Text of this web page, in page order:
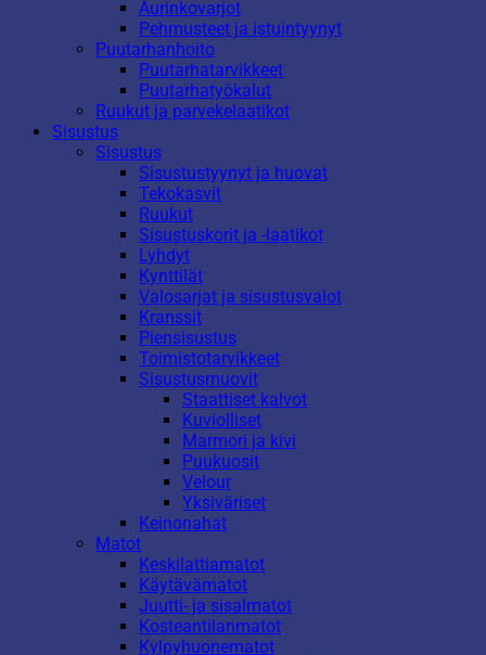
Aurinkovarjot
Pehmusteet ja istuintyynyt
Puutarhanhoito
Puutarhatarvikkeet
Puutarhatyökalut
Ruukut ja parvekelaatikot
Sisustus
Sisustus
Sisustustyynyt ja huovat
Tekokasvit
Ruukut
Sisustuskorit ja -laatikot
Lyhdyt
Kynttilät
Valosarjat ja sisustusvalot
Kranssit
Piensisustus
Toimistotarvikkeet
Sisustusmuovit
Staattiset kalvot
Kuviolliset
Marmori ja kivi
Puukuosit
Velour
Yksiväriset
Keinonahat
Matot
Keskilattiamatot
Käytävämatot
Juutti- ja sisalmatot
Kosteantilanmatot
Kylpyhuonematot